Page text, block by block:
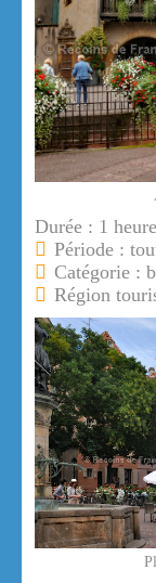
Durée : 1
Période :
Catégorie :
Région